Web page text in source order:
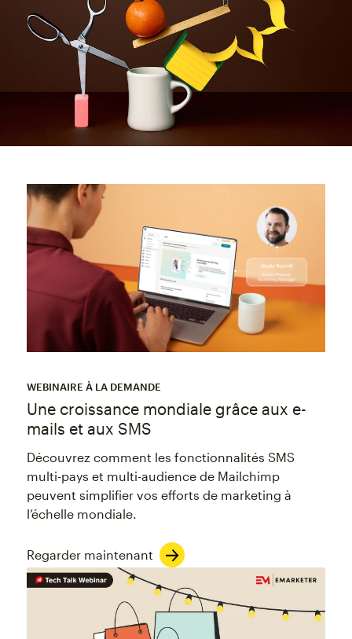
WEBINAIRE À LA DEMANDE
Une croissance mondiale grâce aux e-
mails et aux SMS
Découvrez comment les fonctionnalités SMS
multi-pays et multi-audience de Mailchimp
peuvent simplifier vos efforts de marketing à
l’échelle mondiale.
Regarder maintenant